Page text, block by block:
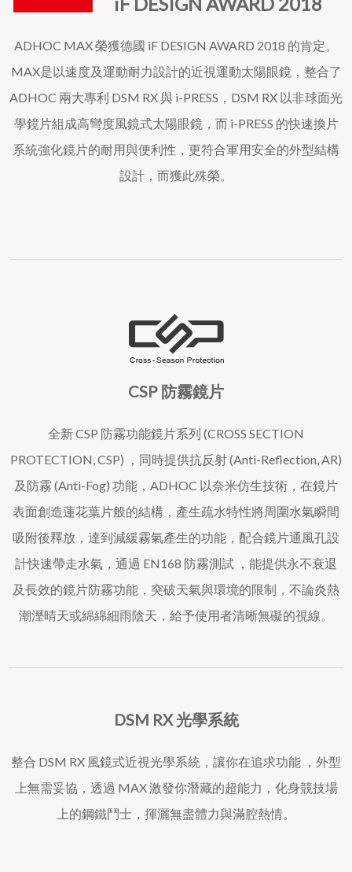
ADHOC MAX 榮獲德國 iF DESIGN AWARD 2018 的肯定。
MAX是以速度及運動耐力設計的近視運動太陽眼鏡，整合了
ADHOC 兩大專利 DSM RX 與 i-PRESS，DSM RX 以非球面光
學鏡片組成高彎度風鏡式太陽眼鏡，而 i-PRESS 的快速換片
系統強化鏡片的耐用與便利性，更符合軍用安全的外型結構
設計，而獲此殊榮。
CSP 防霧鏡片
全新 CSP 防霧功能鏡片系列 (CROSS SECTION
PROTECTION, CSP) ，同時提供抗反射 (Anti-Reflection, AR)
及防霧 (Anti-Fog) 功能，ADHOC 以奈米仿生技術，在鏡片
表面創造蓮花葉片般的結構，產生疏水特性將周圍水氣瞬間
吸附後釋放，達到減緩霧氣產生的功能，配合鏡片通風孔設
計快速帶走水氣，通過 EN168 防霧測試 ，能提供永不衰退
及長效的鏡片防霧功能，突破天氣與環境的限制，不論炎熱
潮溼晴天或綿綿細雨陰天，給予使用者清晰無礙的視線。
DSM RX 光學系統
整合 DSM RX 風鏡式近視光學系統，讓你在追求功能 ，外型
上無需妥協，透過 MAX 激發你潛藏的超能力，化身競技場
上的鋼鐵鬥士，揮灑無盡體力與滿腔熱情。